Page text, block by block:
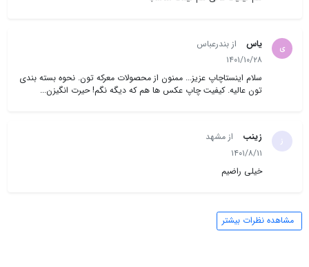
درب منزل تحویل بگیرید.
فایل‌ها را بررسی می‌کند تا از نتیجه نهایی رضایت کامل داشته باشید. این تعهد به
کیفیت، دلیل اعتماد هزاران مشتری به ماست.
ی یاس
از بندرعباس
۱۴۰۱/۱۰/۲۸
سلام اینستاچاپ عزیز... ممنون از محصولات معرکه تون. نحوه بسته بندی
تون عالیه. کیفیت چاپ عکس ها هم که دیگه نگم! حیرت انگیزن...
ز زینب
از مشهد
۱۴۰۱/۸/۱۱
خیلی راضیم
مشاهده نظرات بیشتر